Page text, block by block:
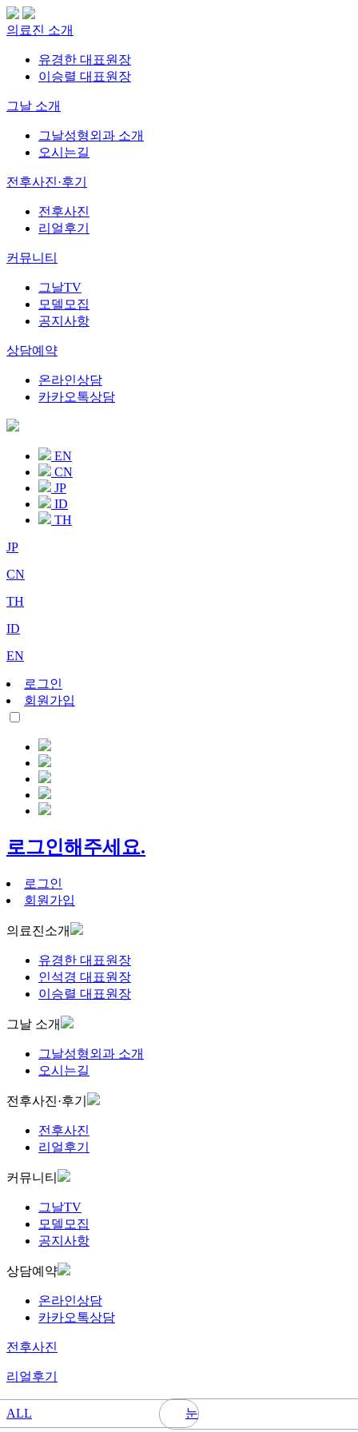
의료진 소개
유경한 대표원장
이승렬 대표원장
그날 소개
그날성형외과 소개
오시는길
전후사진·후기
전후사진
리얼후기
커뮤니티
그날TV
모델모집
공지사항
상담예약
온라인상담
카카오톡상담
EN
CN
JP
ID
TH
JP
CN
TH
ID
EN
로그인
회원가입
로그인해주세요.
로그인
회원가입
의료진소개
유경한 대표원장
인석경 대표원장
이승렬 대표원장
그날 소개
그날성형외과 소개
오시는길
전후사진·후기
전후사진
리얼후기
커뮤니티
그날TV
모델모집
공지사항
상담예약
온라인상담
카카오톡상담
전후사진
리얼후기
ALL 눈